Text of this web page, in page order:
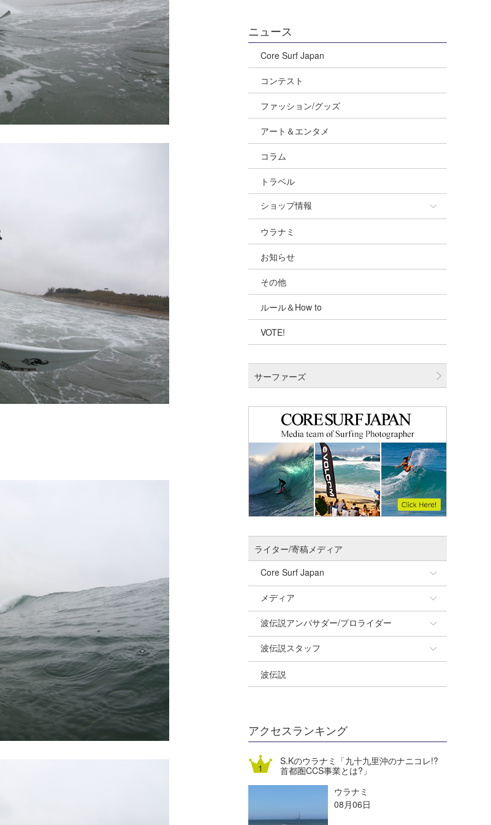
ニュース
Core Surf Japan
コンテスト
ファッション/グッズ
アート＆エンタメ
コラム
トラベル
ショップ情報
ショップ情報
湘南
千葉北
伊豆
千葉南
四国
沖縄
ウラナミ
お知らせ
その他
ルール＆How to
VOTE!
サーファーズ
ライター/寄稿メディア
Core Surf Japan
Naoya Kimoto
mitsuteru Kamio
Yasunari Inoue
Yoshiyuki Obata
DELTA FORCE SURF
熊谷素子
メディア
SURFMEDIA
Colors MAGAZINE
WAVAL
波伝説アンバサダー/プロライダー
福島寿実子
中浦“JET”章
進士剛光
植村未来
波伝説スタッフ
☆加藤
Aichan
ECE
波伝説
アクセスランキング
S.Kのウラナミ「九十九里沖のナニコレ!?
首都圏CCS事業とは?」
ウラナミ
08月06日